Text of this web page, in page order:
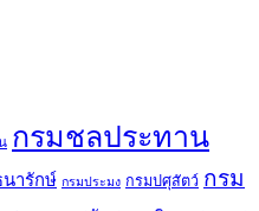
กรมชลประทาน
นารักษ์ กรมประมง กรมปศุสัตว์ กรม